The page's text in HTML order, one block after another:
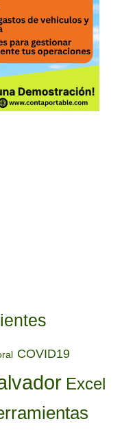
COVID19
Excel